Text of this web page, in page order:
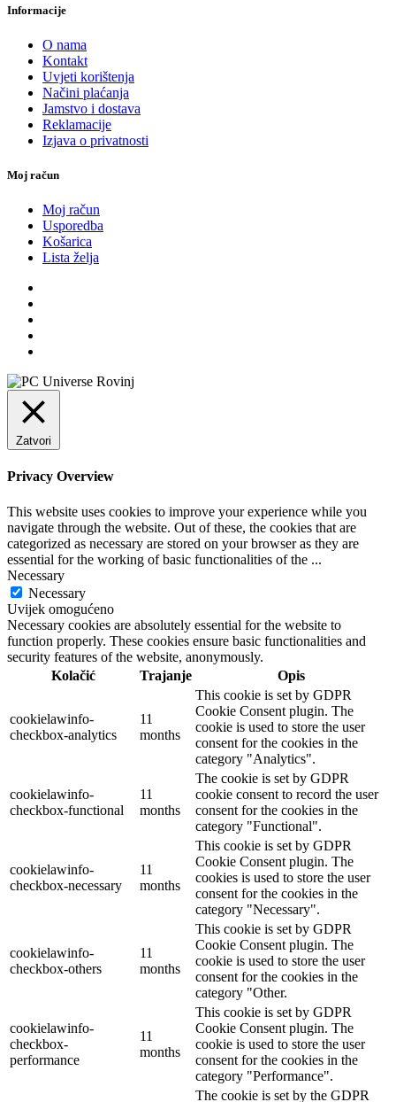
Informacije
O nama
Kontakt
Uvjeti korištenja
Načini plaćanja
Jamstvo i dostava
Reklamacije
Izjava o privatnosti
Moj račun
Moj račun
Usporedba
Košarica
Lista želja
Zatvori
Privacy Overview
This website uses cookies to improve your experience while you
navigate through the website. Out of these, the cookies that are
categorized as necessary are stored on your browser as they are
essential for the working of basic functionalities of the ...
Necessary
Necessary
Uvijek omogućeno
Necessary cookies are absolutely essential for the website to
function properly. These cookies ensure basic functionalities and
security features of the website, anonymously.
Kolačić
Trajanje Opis
cookielawinfo-
checkbox-analytics
11
months
This cookie is set by GDPR
Cookie Consent plugin. The
cookie is used to store the user
consent for the cookies in the
category "Analytics".
cookielawinfo-
checkbox-functional
11
months
The cookie is set by GDPR
cookie consent to record the user
consent for the cookies in the
category "Functional".
cookielawinfo-
checkbox-necessary
11
months
This cookie is set by GDPR
Cookie Consent plugin. The
cookies is used to store the user
consent for the cookies in the
category "Necessary".
cookielawinfo-
checkbox-others
11
months
This cookie is set by GDPR
Cookie Consent plugin. The
cookie is used to store the user
consent for the cookies in the
category "Other.
cookielawinfo-
checkbox-
performance
11
months
This cookie is set by GDPR
Cookie Consent plugin. The
cookie is used to store the user
consent for the cookies in the
category "Performance".
The cookie is set by the GDPR